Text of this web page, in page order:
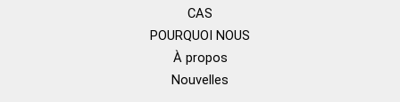
CAS
POURQUOI NOUS
À propos
Nouvelles